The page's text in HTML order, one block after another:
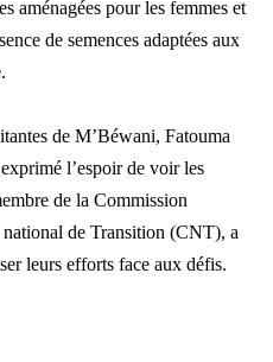
aménagées pour les femmes et
de semences adaptées aux
de M’Béwani, Fatouma
l’espoir de voir les
de la Commission
de Transition (CNT), a
leurs efforts face aux défis.